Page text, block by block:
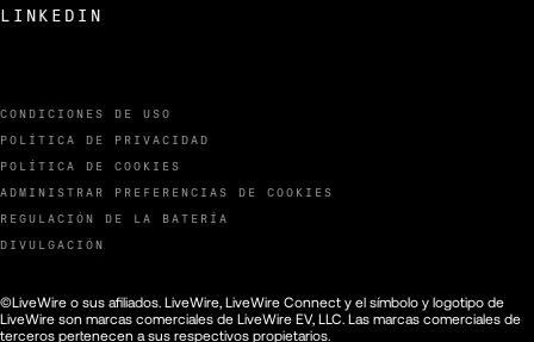
CONDICIONES DE USO
POLÍTICA DE PRIVACIDAD
POLÍTICA DE COOKIES
ADMINISTRAR PREFERENCIAS DE COOKIES
REGULACIÓN DE LA BATERÍA
DIVULGACIÓN
LINKEDIN
©LiveWire o sus afiliados. LiveWire, LiveWire Connect y el símbolo y logotipo de
LiveWire son marcas comerciales de LiveWire EV, LLC. Las marcas comerciales de
terceros pertenecen a sus respectivos propietarios.